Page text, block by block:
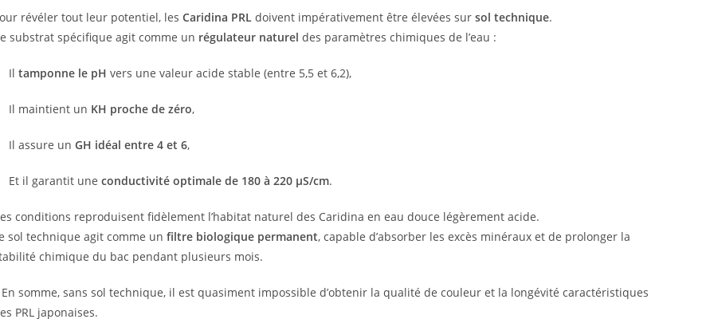
révéler tout leur potentiel, les Caridina PRL doivent impérativement être élevées sur sol technique.
substrat spécifique agit comme un régulateur naturel des paramètres chimiques de l’eau :
Il tamponne le pH vers une valeur acide stable (entre 5,5 et 6,2),
Il maintient un KH proche de zéro,
Il assure un GH idéal entre 4 et 6,
Et il garantit une conductivité optimale de 180 à 220 µS/cm.
conditions reproduisent fidèlement l’habitat naturel des Caridina en eau douce légèrement acide.
sol technique agit comme un filtre biologique permanent, capable d’absorber les excès minéraux et de prolonger la
chimique du bac pendant plusieurs mois.
En somme, sans sol technique, il est quasiment impossible d’obtenir la qualité de couleur et la longévité caractéristiques
PRL japonaises.